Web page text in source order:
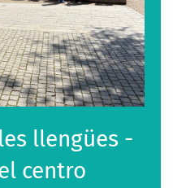
llengües -
centro